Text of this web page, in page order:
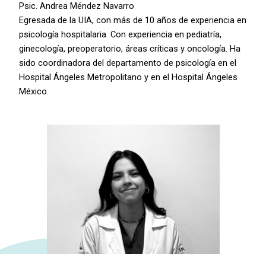
Psic. Andrea Méndez Navarro
Egresada de la UIA, con más de 10 años de experiencia en
psicología hospitalaria. Con experiencia en pediatría,
ginecología, preoperatorio, áreas críticas y oncología. Ha
sido coordinadora del departamento de psicología en el
Hospital Ángeles Metropolitano y en el Hospital Ángeles
México.